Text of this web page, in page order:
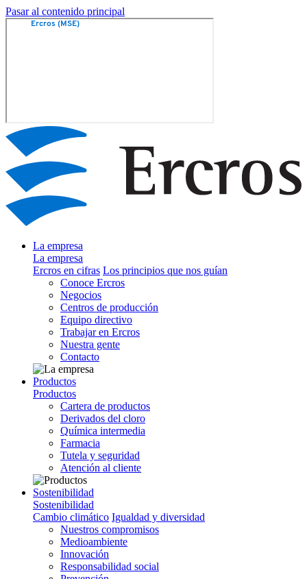
Pasar al contenido principal
La empresa
La empresa
Ercros en cifras Los principios que nos guían
Conoce Ercros
Negocios
Centros de producción
Equipo directivo
Trabajar en Ercros
Nuestra gente
Contacto
Productos
Productos
Cartera de productos
Derivados del cloro
Química intermedia
Farmacia
Tutela y seguridad
Atención al cliente
Sostenibilidad
Sostenibilidad
Cambio climático Igualdad y diversidad
Nuestros compromisos
Medioambiente
Innovación
Responsabilidad social